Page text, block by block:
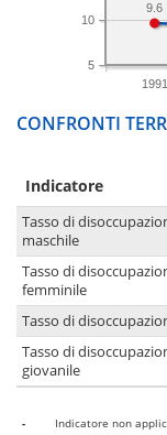
1991
5
10
9.6
CONFRONTI
Indicatore
Tasso di
maschile
Tasso di
femminile
Tasso di
Tasso di
giovanile
-
Indicatore non